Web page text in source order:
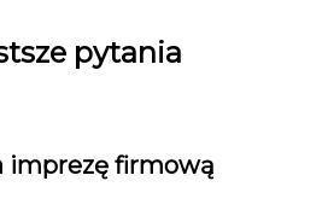
pytania
imprezę firmową